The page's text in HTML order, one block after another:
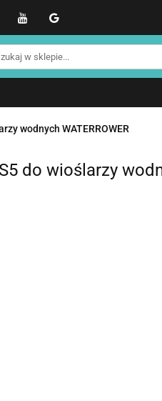
treningowa NOHRD
Produkty NOHRD
Informacje o NOHRD
wodnych WATERROWER
do wioślarzy